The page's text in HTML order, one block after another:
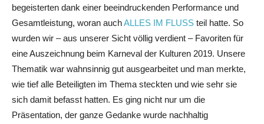
begeisterten dank einer beeindruckenden Performance und
Gesamtleistung, woran auchALLES IM FLUSS teil hatte. So
wurden wir – aus unserer Sicht völlig verdient – Favoriten für
eine Auszeichnung beim Karneval der Kulturen 2019. Unsere
Thematik war wahnsinnig gut ausgearbeitet und man merkte,
wie tief alle Beteiligten im Thema steckten und wie sehr sie
sich damit befasst hatten. Es ging nicht nur um die
Präsentation, der ganze Gedanke wurde nachhaltig